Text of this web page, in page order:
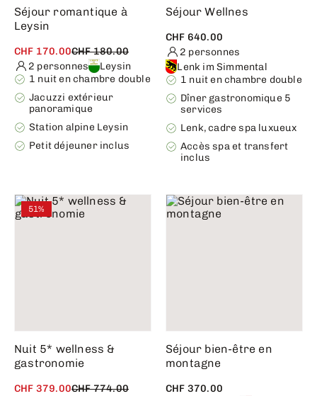
Séjour romantique à
Leysin
CHF 170.00CHF 180.00
2 personnes
Leysin
1 nuit en chambre double
Jacuzzi extérieur
panoramique
Station alpine Leysin
Petit déjeuner inclus
Séjour Wellnes
CHF 640.00
2 personnes
Lenk im Simmental
1 nuit en chambre double
Dîner gastronomique 5
services
Lenk, cadre spa luxueux
Accès spa et transfert
inclus
51%
Nuit 5* wellness &
gastronomie
CHF 379.00CHF 774.00
Séjour bien-être en
montagne
CHF 370.00